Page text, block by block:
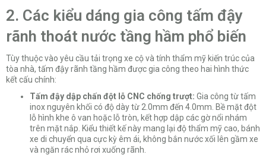
2. Các kiểu dáng gia công tấm đậy
rãnh thoát nước tầng hầm phổ biến
Tùy thuộc vào yêu cầu tải trọng xe cộ và tính thẩm mỹ kiến trúc của
tòa nhà, tấm đậy rãnh tầng hầm được gia công theo hai hình thức
kết cấu chính:
Tấm đậy dập chấn đột lỗ CNC chống trượt: Gia công từ tấm
inox nguyên khối có độ dày từ 2.0mm đến 4.0mm. Bề mặt đột
lỗ hình khe ô van hoặc lỗ tròn, kết hợp dập các gờ nổi nhám
trên mặt nắp. Kiểu thiết kế này mang lại độ thẩm mỹ cao, bánh
xe di chuyển qua cực kỳ êm ái, không bắn nước xối lên gầm xe
và ngăn rác nhỏ rơi xuống rãnh.